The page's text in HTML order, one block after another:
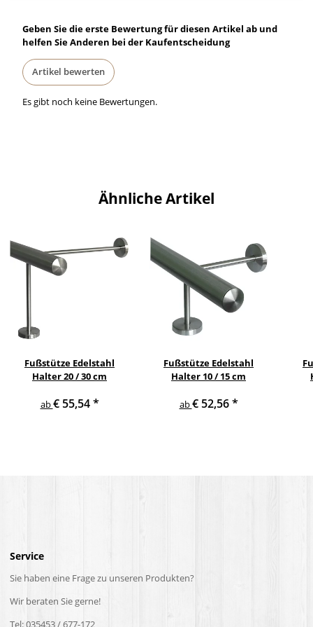
Geben Sie die erste Bewertung für diesen Artikel ab und
helfen Sie Anderen bei der Kaufentscheidung
Artikel bewerten
Es gibt noch keine Bewertungen.
Ähnliche Artikel
Fußstütze Edelstahl
Halter 20 / 30 cm
ab€ 55,54*
Fußstütze Edelstahl
Halter 10 / 15 cm
ab€ 52,56*
Service
Sie haben eine Frage zu unseren Produkten?
Wir beraten Sie gerne!
Tel: 035453 / 677-172